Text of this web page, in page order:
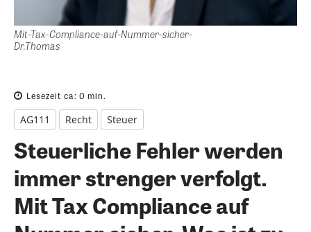
Mit-Tax-Compliance-auf-Nummer-sicher-
Dr.Thomas
Lesezeit ca: 0 min.
AG111 Recht Steuer
Steuerliche Fehler werden
immer strenger verfolgt.
Mit Tax Compliance auf